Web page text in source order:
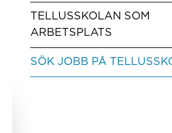
TELLUSSKOLAN SOM
ARBETSPLATS
SÖK JOBB PÅ